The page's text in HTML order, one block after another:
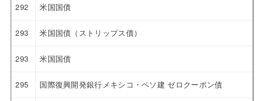
292 米国国債
293 米国国債（ストリップス債）
293 米国国債
295 国際復興開発銀行メキシコ・ペソ建 ゼロクーポン債